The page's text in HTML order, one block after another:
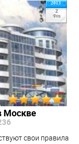
2013
2
Фев
Москве
свои правила